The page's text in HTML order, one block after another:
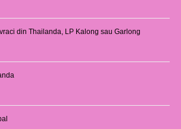
din Thailanda, LP Kalong sau Garlong